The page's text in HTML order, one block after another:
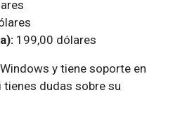
199,00 dólares
y tiene soporte en
dudas sobre su